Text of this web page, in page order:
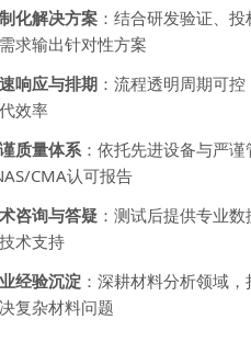
化解决方案 ：结合研发验证、
求输出针对性方案
响应与排期 ：流程透明周期可
效率
质量体系：依托先进设备与严谨
CMA认可报告
咨询与答疑 ：测试后提供专业
术支持
经验沉淀 ：深耕材料分析领域
复杂材料问题